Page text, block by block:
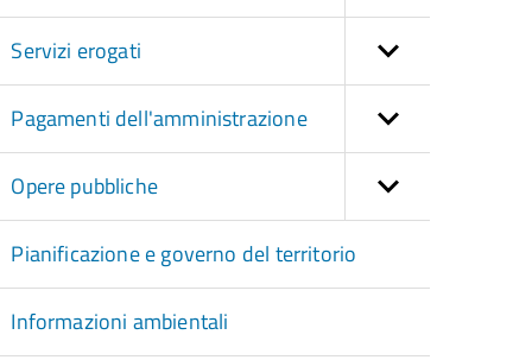
Servizi erogati
Pagamenti dell'amministrazione
Opere pubbliche
Pianificazione e governo del territorio
Informazioni ambientali